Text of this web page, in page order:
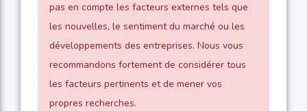
pas en compte les facteurs externes tels que
les nouvelles, le sentiment du marché ou les
développements des entreprises. Nous vous
recommandons fortement de considérer tous
les facteurs pertinents et de mener vos
propres recherches.